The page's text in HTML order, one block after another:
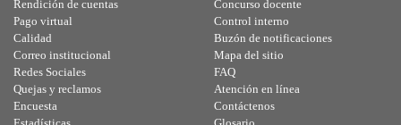
Rendición de cuentas
Pago virtual
Calidad
Concurso docente
Control interno
Buzón de notificaciones
Correo institucional
Redes Sociales
Quejas y reclamos
Encuesta
Mapa del sitio
FAQ
Atención en línea
Contáctenos